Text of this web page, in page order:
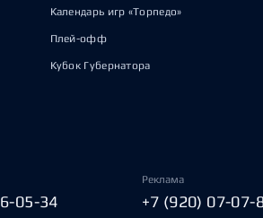
Календарь игр «Торпедо»
Плей-офф
Кубок Губернатора
05-34
Реклама
+7 (920) 07-07-